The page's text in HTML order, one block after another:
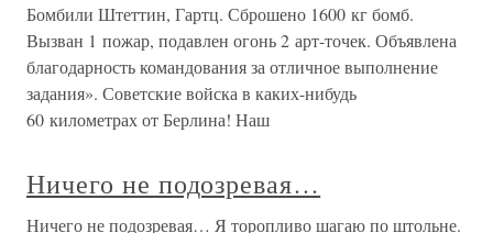
Бомбили Штеттин, Гартц. Сброшено 1600 кг бомб.
Вызван 1 пожар, подавлен огонь 2 арт-точек. Объявлена
благодарность командования за отличное выполнение
задания». Советские войска в каких-нибудь
60 километрах от Берлина! Наш
Ничего не подозревая…
Ничего не подозревая… Я торопливо шагаю по штольне.